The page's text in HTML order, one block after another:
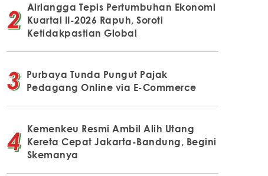
Airlangga Tepis Pertumbuhan Ekonomi
Kuartal II-2026 Rapuh, Soroti
Ketidakpastian Global
Purbaya Tunda Pungut Pajak
Pedagang Online via E-Commerce
Kemenkeu Resmi Ambil Alih Utang
Kereta Cepat Jakarta-Bandung, Begini
Skemanya